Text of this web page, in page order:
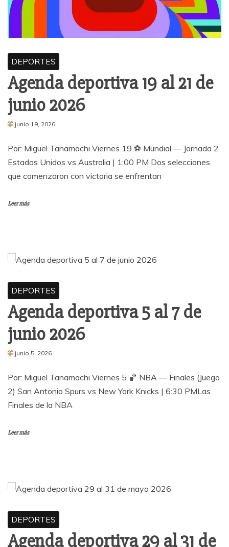
DEPORTES
Agenda deportiva 19 al 21 de
junio 2026
junio 19, 2026
Por: Miguel Tanamachi Viernes 19 ⚽ Mundial — Jornada 2
Estados Unidos vs Australia | 1:00 PM Dos selecciones
que comenzaron con victoria se enfrentan
Leer más
DEPORTES
Agenda deportiva 5 al 7 de
junio 2026
junio 5, 2026
Por: Miguel Tanamachi Viernes 5 🏀 NBA — Finales (Juego
2) San Antonio Spurs vs New York Knicks | 6:30 PMLas
Finales de la NBA
Leer más
DEPORTES
Agenda deportiva 29 al 31 de